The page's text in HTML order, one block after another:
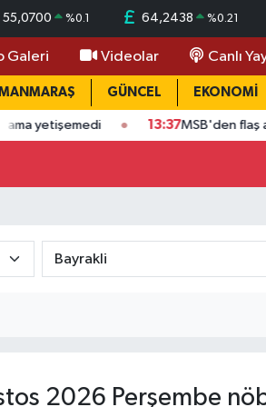
55,0700 %0.1 64,2438 %0.21
Galeri Videolar Canlı
GÜNCEL EKONOMİ
13:37MSB'den flaş
2026 Perşembe